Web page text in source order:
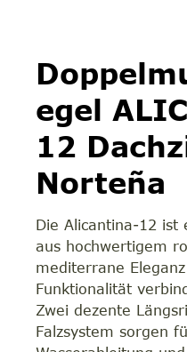
egel
12
Norteña
Die Alicantina-12 ist
aus hochwertigem
mediterrane
Funktionalität
Zwei dezente
Falzsystem sorgen